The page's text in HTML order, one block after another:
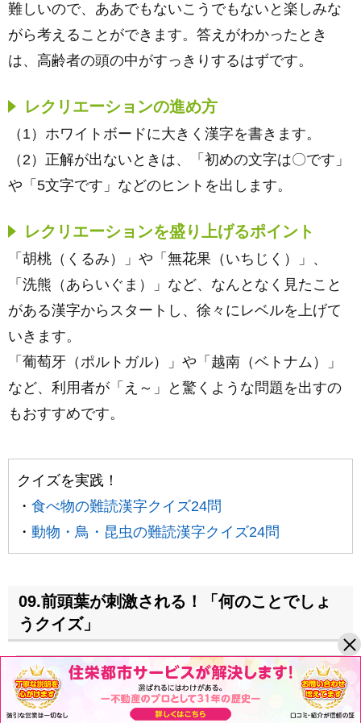
難しいので、ああでもないこうでもないと楽しみな
がら考えることができます。答えがわかったとき
は、高齢者の頭の中がすっきりするはずです。
レクリエーションの進め方
（1）ホワイトボードに大きく漢字を書きます。
（2）正解が出ないときは、「初めの文字は〇です」
や「5文字です」などのヒントを出します。
レクリエーションを盛り上げるポイント
「胡桃（くるみ）」や「無花果（いちじく）」、
「洗熊（あらいぐま）」など、なんとなく見たこと
がある漢字からスタートし、徐々にレベルを上げて
いきます。
「葡萄牙（ポルトガル）」や「越南（ベトナム）」
など、利用者が「え～」と驚くような問題を出すの
もおすすめです。
クイズを実践！
・ 食べ物の難読漢字クイズ24問
・ 動物・鳥・昆虫の難読漢字クイズ24問
09.前頭葉が刺激される！「何のことでしょ
うクイズ」